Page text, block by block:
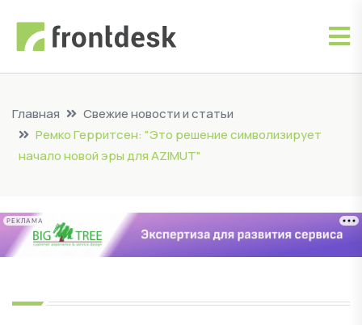
Главная
Свежие новости и статьи
Ремко Герритсен: "Это решение символизирует
начало новой эры для AZIMUT"
РЕКЛАМА